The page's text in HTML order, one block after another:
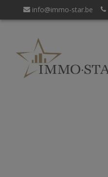
info@immo-star.be